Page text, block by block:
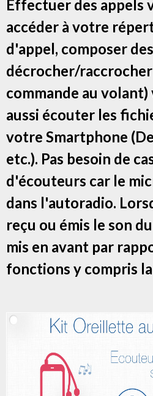
Effectuer des appels
accéder à votre
d'appel, composer
décrocher/
commande au volant)
aussi écouter les
votre Smartphone
etc.). Pas besoin de
d'écouteurs car le
dans l'autoradio.
reçu ou émis le son
mis en avant par
fonctions y compris